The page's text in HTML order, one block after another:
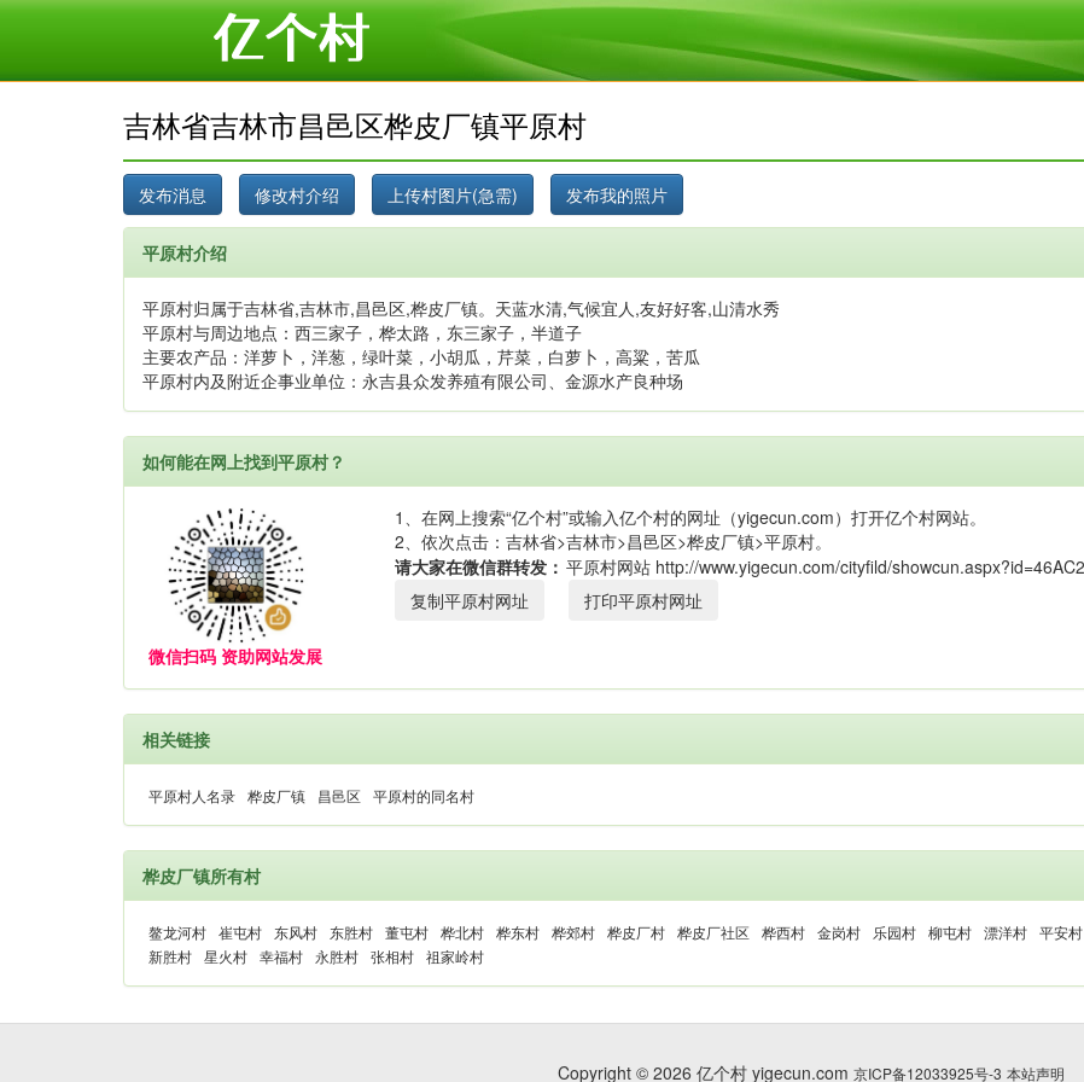
吉林省吉林市昌邑区桦皮厂镇平原村
平原村介绍
平原村归属于吉林省,吉林市,昌邑区,桦皮厂镇。天蓝水清,气候宜人,友好好客,山清水秀
平原村与周边地点：西三家子，桦太路，东三家子，半道子
主要农产品：洋萝卜，洋葱，绿叶菜，小胡瓜，芹菜，白萝卜，高粱，苦瓜
平原村内及附近企事业单位：永吉县众发养殖有限公司、金源水产良种场
如何能在网上找到平原村？
微信扫码 资助网站发展
1、在网上搜索“亿个村”或输入亿个村的网址（yigecun.com）打开亿个村网站。
2、依次点击：吉林省>吉林市>昌邑区>桦皮厂镇>平原村。
请大家在微信群转发：
复制平原村网址
打印平原村网址
相关链接
平原村人名录 桦皮厂镇 昌邑区 平原村的同名村
桦皮厂镇所有村
鳌龙河村 崔屯村 东风村 东胜村 董屯村 桦北村 桦东村 桦郊村 桦皮厂村 桦皮厂社区 桦西村 金岗村 乐园村 柳屯村 漂洋村 平安村
新胜村 星火村 幸福村 永胜村 张相村 祖家岭村
Copyright © 2026 亿个村 yigecun.com 京ICP备12033925号-3 本站声明